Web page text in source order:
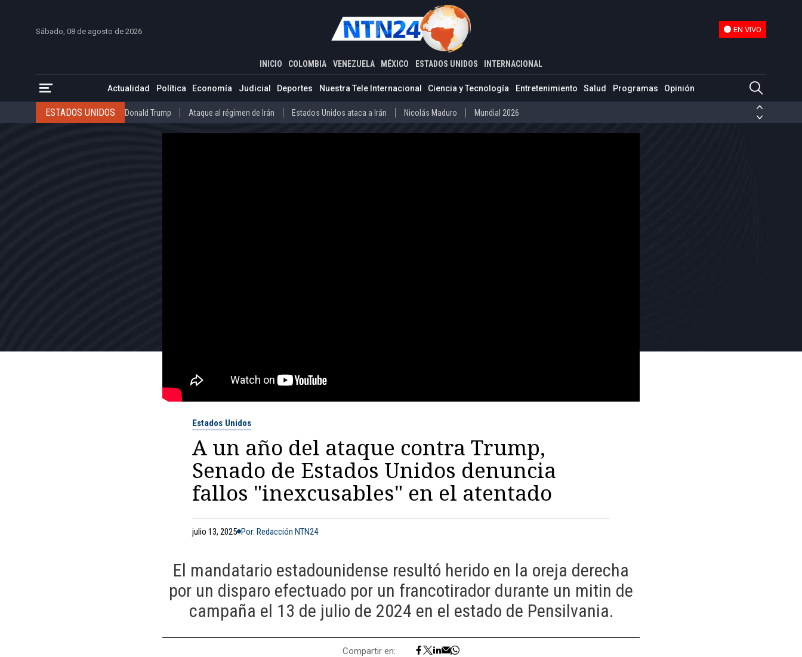
Sábado, 08 de agosto de 2026 EN VIVO
INICIO COLOMBIA VENEZUELA MÉXICO ESTADOS UNIDOS INTERNACIONAL
Actualidad Política Economía Judicial Deportes Nuestra Tele Internacional Ciencia y Tecnología Entretenimiento Salud Programas Opinión
ESTADOS UNIDOS Donald Trump Ataque al régimen de Irán Estados Unidos ataca a Irán Nicolás Maduro Mundial 2026
José Luis Rodríguez Zapatero Díaz-Canel Cuba Mundial 2026
INTERNACIONAL
A un año del ataque contra Trump, Senado de Estados Unidos denuncia fallos "inexcusables" en el atentado
ESTADOS UNIDOS Donald Trump Ataque al régimen de Irán Estados Unidos ataca a Irán Nicolás Maduro Mundial 2026
COLOMBIA Elecciones Presidenciales en Colombia Gustavo Petro Abelardo de la Espriella Iván Cepeda Donald Trump Disidencias de las FARC
Estados Unidos
A un año del ataque contra Trump,
Senado de Estados Unidos denuncia
fallos "inexcusables" en el atentado
julio 13, 2025 Por: Redacción NTN24
El mandatario estadounidense resultó herido en la oreja derecha
por un disparo efectuado por un francotirador durante un mitin de
campaña el 13 de julio de 2024 en el estado de Pensilvania.
Compartir en: